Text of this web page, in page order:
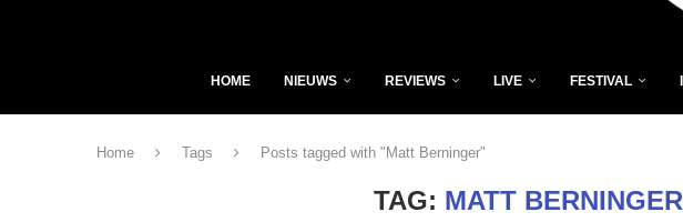
HOME NIEUWS REVIEWS LIVE FESTIVAL
Home Tags Posts tagged with "Matt Berninger"
TAG: MATT BERNINGER